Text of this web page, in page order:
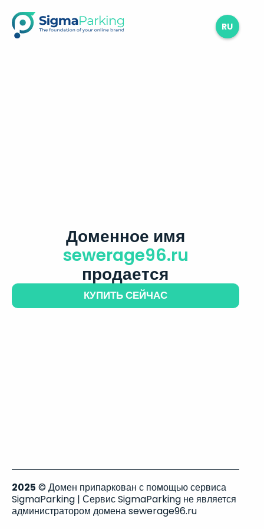
RU
Доменное имя
sewerage96.ru
продается
КУПИТЬ СЕЙЧАС
2025 © Домен припаркован с помощью сервиса
SigmaParking | Сервис SigmaParking не является
администратором домена sewerage96.ru